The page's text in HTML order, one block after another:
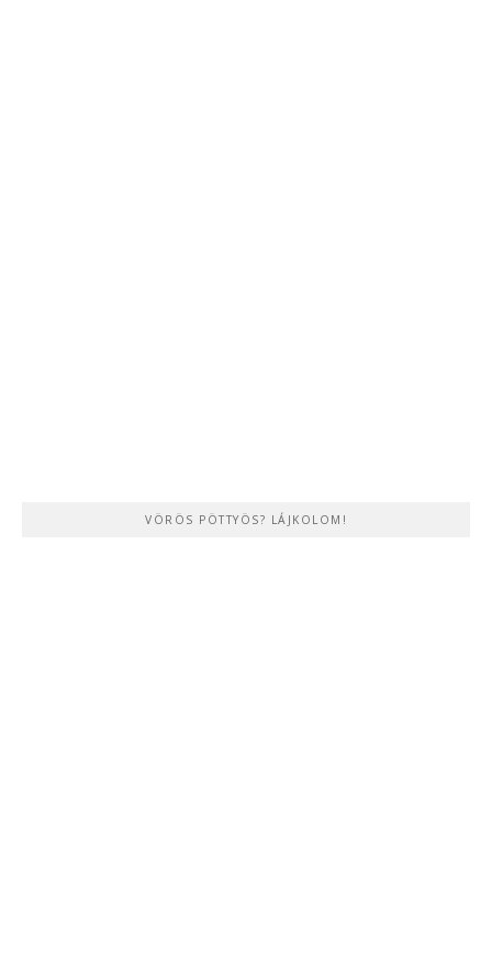
VÖRÖS PÖTTYÖS? LÁJKOLOM!